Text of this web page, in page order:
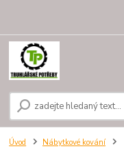
Úvod Nábytkové kování